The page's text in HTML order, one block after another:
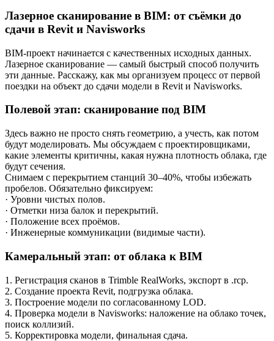
Лазерное сканирование в BIM: от съёмки до
сдачи в Revit и Navisworks
BIM-проект начинается с качественных исходных данных.
Лазерное сканирование — самый быстрый способ получить
эти данные. Расскажу, как мы организуем процесс от первой
поездки на объект до сдачи модели в Revit и Navisworks.
Полевой этап: сканирование под BIM
Здесь важно не просто снять геометрию, а учесть, как потом
будут моделировать. Мы обсуждаем с проектировщиками,
какие элементы критичны, какая нужна плотность облака, где
будут сечения.
Снимаем с перекрытием станций 30–40%, чтобы избежать
пробелов. Обязательно фиксируем:
· Уровни чистых полов.
· Отметки низа балок и перекрытий.
· Положение всех проёмов.
· Инженерные коммуникации (видимые части).
Камеральный этап: от облака к BIM
1. Регистрация сканов в Trimble RealWorks, экспорт в .rcp.
2. Создание проекта Revit, подгрузка облака.
3. Построение модели по согласованному LOD.
4. Проверка модели в Navisworks: наложение на облако точек,
поиск коллизий.
5. Корректировка модели, финальная сдача.